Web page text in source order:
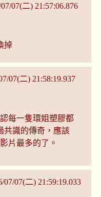
07(二) 21:57:06.876
掉
07(二) 21:58:19.937
每一隻環姐塑膠都
共識的傳奇，應該
片最多的了。
07/07(二) 21:59:19.033